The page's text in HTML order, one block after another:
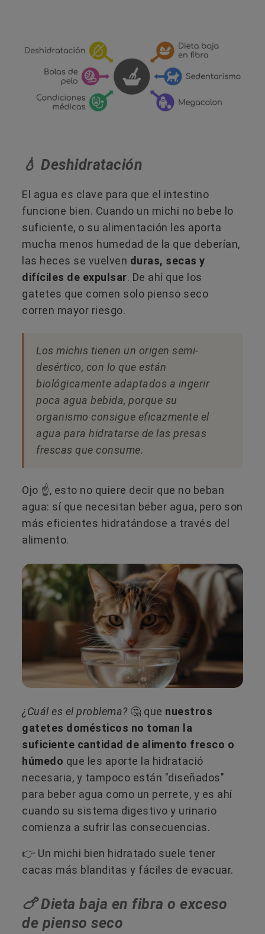
💧 Deshidratación
El agua es clave para que el intestino
funcione bien. Cuando un michi no bebe lo
suficiente, o su alimentación les aporta
mucha menos humedad de la que deberían,
las heces se vuelven duras, secas y
difíciles de expulsar. De ahí que los
gatetes que comen solo pienso seco
corren mayor riesgo.
Los michis tienen un origen semi-
desértico, con lo que están
biológicamente adaptados a ingerir
poca agua bebida, porque su
organismo consigue eficazmente el
agua para hidratarse de las presas
frescas que consume.
Ojo ☝️, esto no quiere decir que no beban
agua: sí que necesitan beber agua, pero son
más eficientes hidratándose a través del
alimento.
¿Cuál es el problema?🤔 que nuestros
gatetes domésticos no toman la
suficiente cantidad de alimento fresco o
húmedo que les aporte la hidratació
necesaria, y tampoco están "diseñados"
para beber agua como un perrete, y es ahí
cuando su sistema digestivo y urinario
comienza a sufrir las consecuencias.
👉 Un michi bien hidratado suele tener
cacas más blanditas y fáciles de evacuar.
🍗 Dieta baja en fibra o exceso
de pienso seco